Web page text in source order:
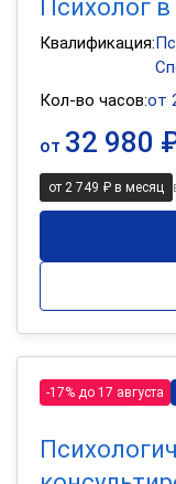
Психолог
Квалификация:
Кол-во часов:от
от 32 980
от 2 749 ₽ в месяц
-17% до 17 августа